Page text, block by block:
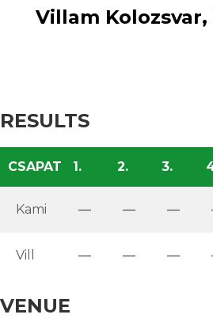
Villam
RESULTS
CSAPAT 1. 2. 3.
Kami — — —
Vill — — —
VENUE